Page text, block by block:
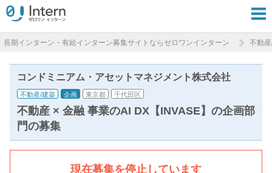
長期インターン・有給インターン募集サイトならゼロワンインターン 不動
コンドミニアム・アセットマネジメント株式会社
不動産/建築 企画 東京都 千代田区
不動産 × 金融 事業のAI DX【INVASE】の企画部
門の募集
現在募集を停止しています